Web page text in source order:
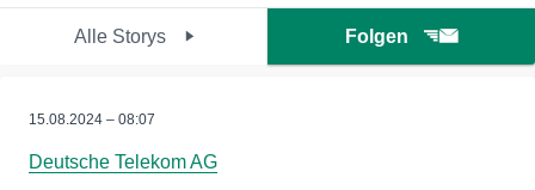
Alle Storys Folgen
15.08.2024 – 08:07
Deutsche Telekom AG